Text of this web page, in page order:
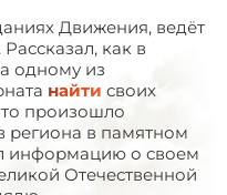
Движения, ведёт
как в
одному из
найти своих
произошло
региона в памятном
информацию о своем
Отечественной